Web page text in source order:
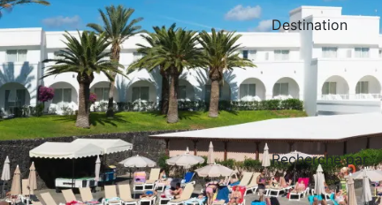
Destination
Recherche par
: